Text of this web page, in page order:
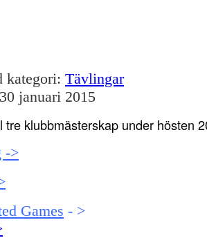
kategori: Tävlingar
30 januari 2015
tre klubbmästerskap under hösten
->
Games - >